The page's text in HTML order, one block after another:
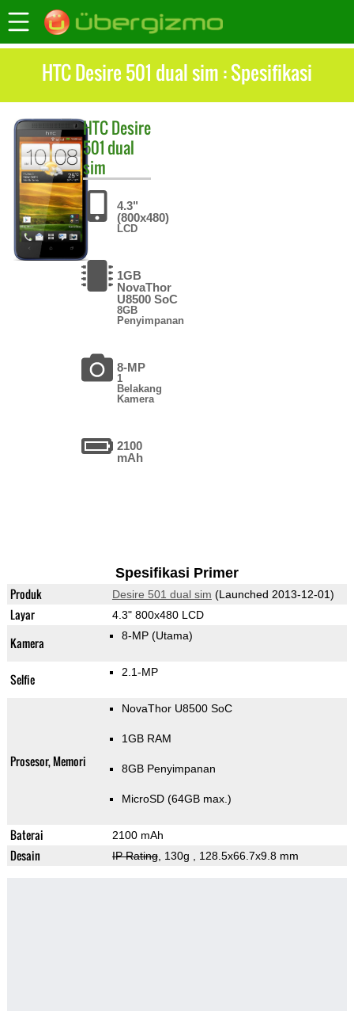
HTC Desire 501 dual sim : Spesifikasi
HTCDesire
501 dual
sim
4.3"
(800x480)
LCD
1GB
NovaThor
U8500 SoC
8GB
Penyimpanan
8-MP
1
Belakang
Kamera
2100
mAh
Spesifikasi Primer
Produk Desire 501 dual sim (Launched 2013-12-01)
Layar 4.3" 800x480 LCD
Kamera 8-MP (Utama)
Selfie 2.1-MP
Prosesor, Memori
NovaThor U8500 SoC
1GB RAM
8GB Penyimpanan
MicroSD (64GB max.)
Baterai 2100 mAh
Desain IP Rating, 130g , 128.5x66.7x9.8 mm